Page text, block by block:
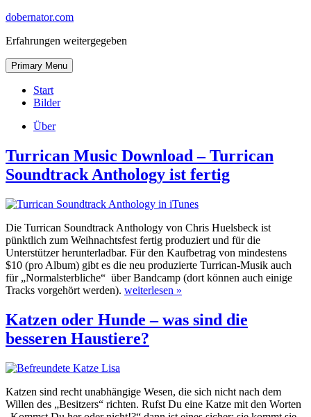
Skip
content
dobernator.com
Erfahrungen weitergegeben
Primary Menu Skip
to
Start
Bilder
Über
Turrican Music Download – Turrican
Soundtrack Anthology ist fertig
Die Turrican Soundtrack Anthology von Chris Huelsbeck ist
pünktlich zum Weihnachtsfest fertig produziert und für die
Unterstützer herunterladbar. Für den Kaufbetrag von mindestens
$10 (pro Album) gibt es die neu produzierte Turrican-Musik auch
für „Normalsterbliche“ über Bandcamp (dort können auch einige
Tracks vorgehört werden). weiterlesen »
Katzen oder Hunde – was sind die
besseren Haustiere?
Katzen sind recht unabhängige Wesen, die sich nicht nach dem
Willen des „Besitzers“ richten. Rufst Du eine Katze mit den Worten